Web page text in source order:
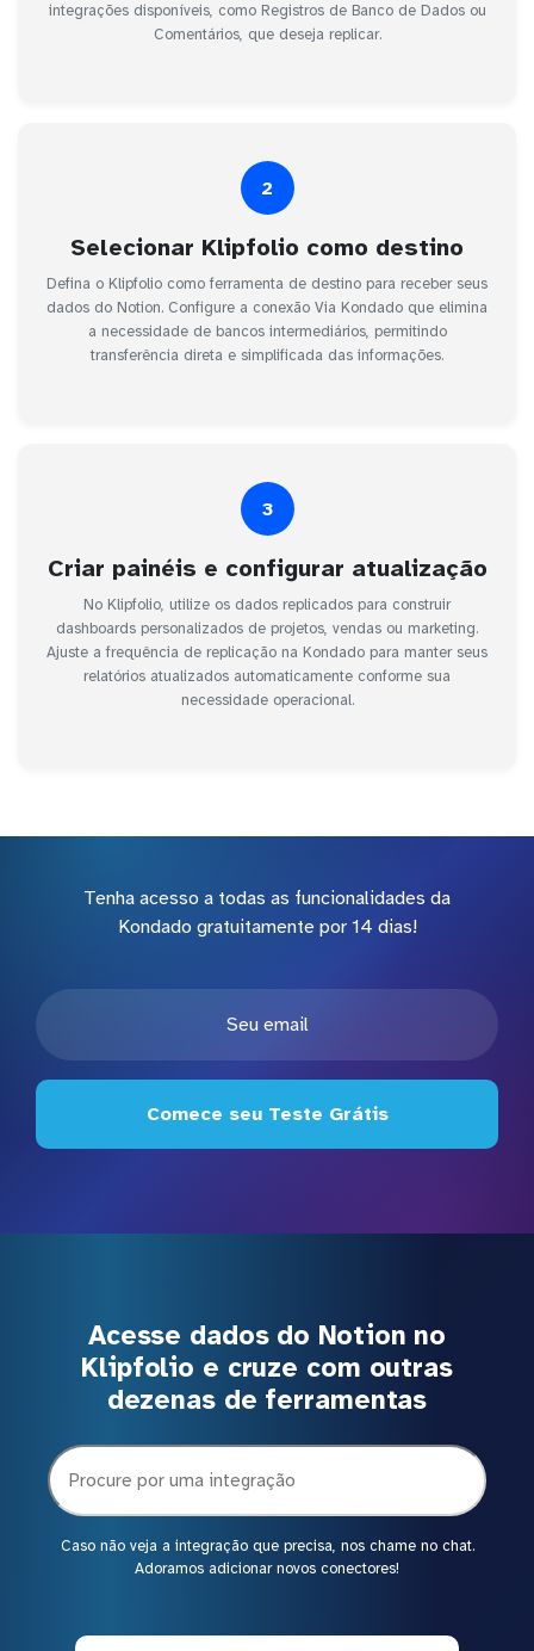
integrações disponíveis, como Registros de Banco de Dados ou
Comentários, que deseja replicar.
2
Selecionar Klipfolio como destino
Defina o Klipfolio como ferramenta de destino para receber seus
dados do Notion. Configure a conexão Via Kondado que elimina
a necessidade de bancos intermediários, permitindo
transferência direta e simplificada das informações.
3
Criar painéis e configurar atualização
No Klipfolio, utilize os dados replicados para construir
dashboards personalizados de projetos, vendas ou marketing.
Ajuste a frequência de replicação na Kondado para manter seus
relatórios atualizados automaticamente conforme sua
necessidade operacional.
Tenha acesso a todas as funcionalidades da
Kondado gratuitamente por 14 dias!
Comece seu Teste Grátis
Acesse dados do Notion no
Klipfolio e cruze com outras
dezenas de ferramentas
Caso não veja a integração que precisa, nos chame no chat.
Adoramos adicionar novos conectores!